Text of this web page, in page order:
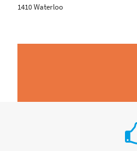
1410 Waterloo